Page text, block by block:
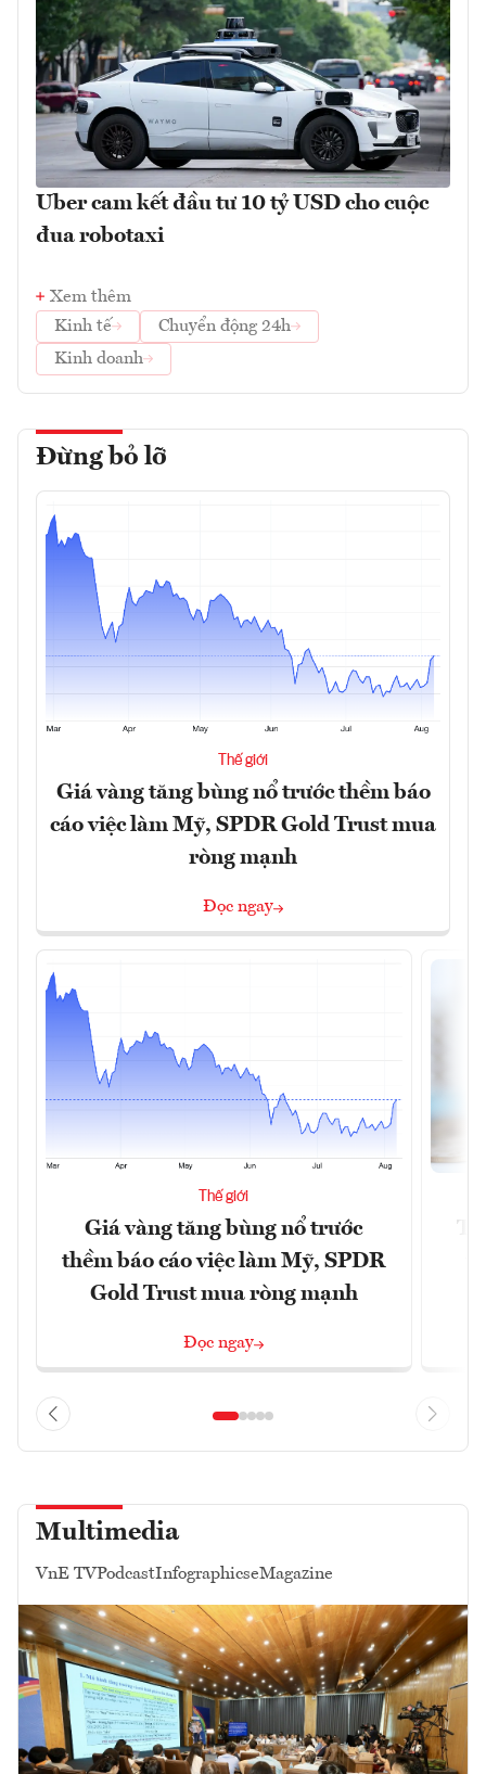
Uber cam kết đầu tư 10 tỷ USD cho cuộc
đua robotaxi
Xem thêm
Kinh tế
Chuyển động 24h
Kinh doanh
Đừng bỏ lỡ
Thế giới
Giá vàng tăng bùng nổ trước thềm báo
cáo việc làm Mỹ, SPDR Gold Trust mua
ròng mạnh
Đọc ngay
Thế giới
Giá vàng tăng bùng nổ trước
thềm báo cáo việc làm Mỹ, SPDR
Gold Trust mua ròng mạnh
Đọc ngay
Multimedia
VnE TVPodcastInfographicseMagazine